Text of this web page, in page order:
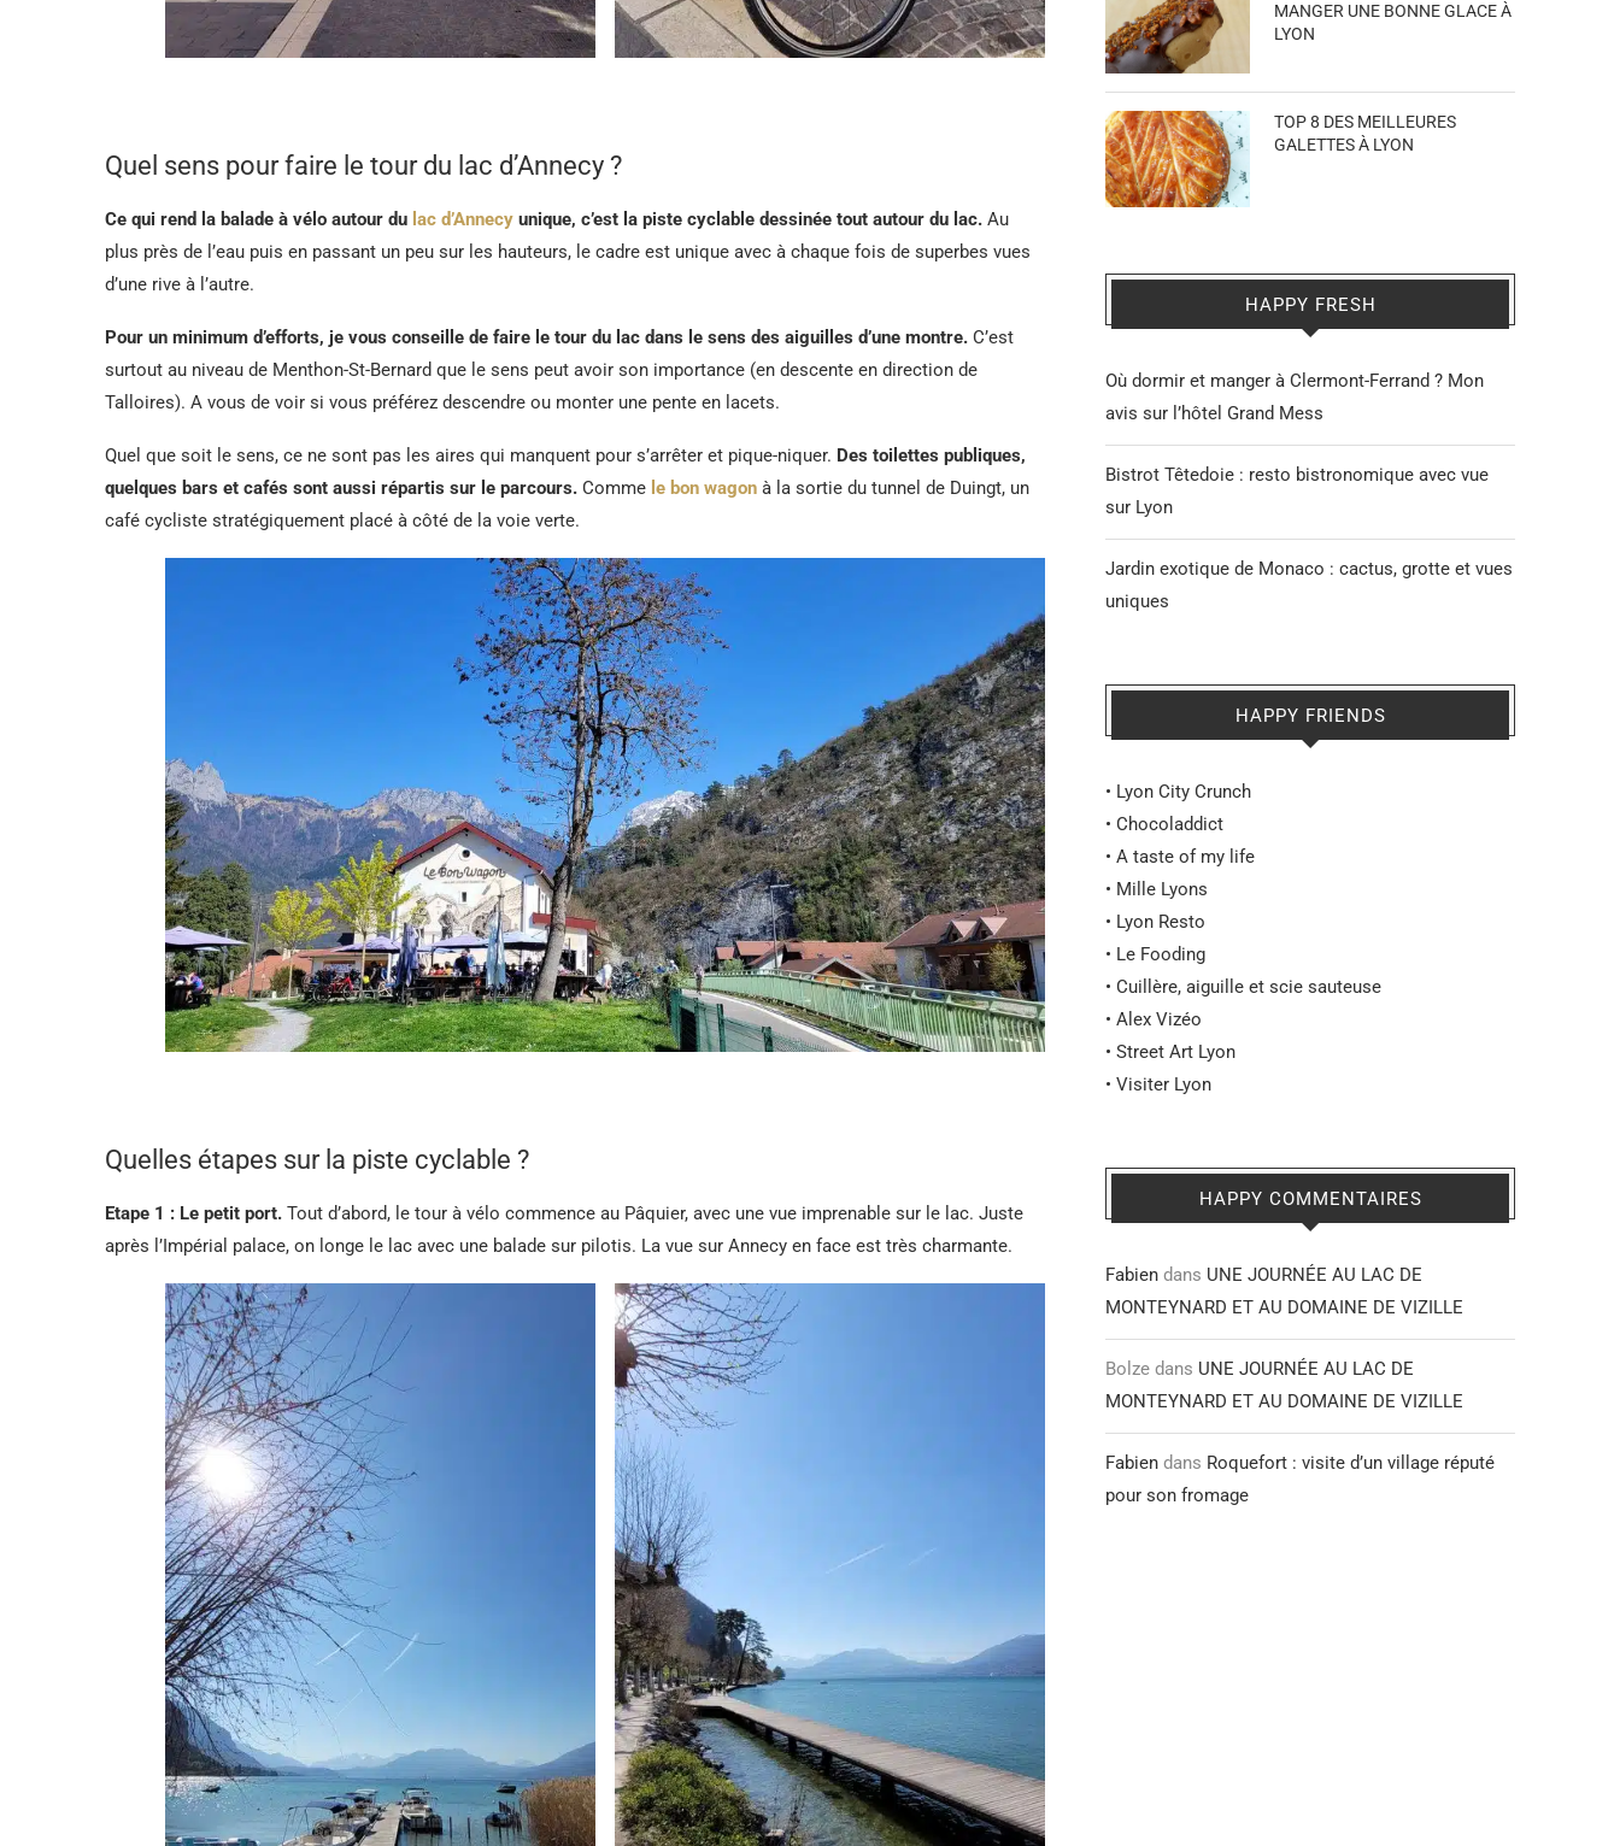
Quel sens pour faire le tour du lac d’Annecy ?
Ce qui rend la balade à vélo autour du lac d’Annecy unique, c’est la piste cyclable dessinée tout autour du lac. Au
plus près de l’eau puis en passant un peu sur les hauteurs, le cadre est unique avec à chaque fois de superbes vues
d’une rive à l’autre.
Pour un minimum d’efforts, je vous conseille de faire le tour du lac dans le sens des aiguilles d’une montre. C’est
surtout au niveau de Menthon-St-Bernard que le sens peut avoir son importance (en descente en direction de
Talloires). A vous de voir si vous préférez descendre ou monter une pente en lacets.
Quel que soit le sens, ce ne sont pas les aires qui manquent pour s’arrêter et pique-niquer. Des toilettes publiques,
quelques bars et cafés sont aussi répartis sur le parcours. Comme le bon wagon à la sortie du tunnel de Duingt, un
café cycliste stratégiquement placé à côté de la voie verte.
Quelles étapes sur la piste cyclable ?
Etape 1 : Le petit port. Tout d’abord, le tour à vélo commence au Pâquier, avec une vue imprenable sur le lac. Juste
après l’Impérial palace, on longe le lac avec une balade sur pilotis. La vue sur Annecy en face est très charmante.
MANGER UNE BONNE GLACE À
LYON
TOP 8 DES MEILLEURES
GALETTES À LYON
HAPPY FRESH
Où dormir et manger à Clermont-Ferrand ? Mon
avis sur l’hôtel Grand Mess
Bistrot Têtedoie : resto bistronomique avec vue
sur Lyon
Jardin exotique de Monaco : cactus, grotte et vues
uniques
HAPPY FRIENDS
• Lyon City Crunch
• Chocoladdict
• A taste of my life
• Mille Lyons
• Lyon Resto
• Le Fooding
• Cuillère, aiguille et scie sauteuse
• Alex Vizéo
• Street Art Lyon
• Visiter Lyon
HAPPY COMMENTAIRES
Fabien dans UNE JOURNÉE AU LAC DE
MONTEYNARD ET AU DOMAINE DE VIZILLE
Bolze dans UNE JOURNÉE AU LAC DE
MONTEYNARD ET AU DOMAINE DE VIZILLE
Fabien dans Roquefort : visite d’un village réputé
pour son fromage